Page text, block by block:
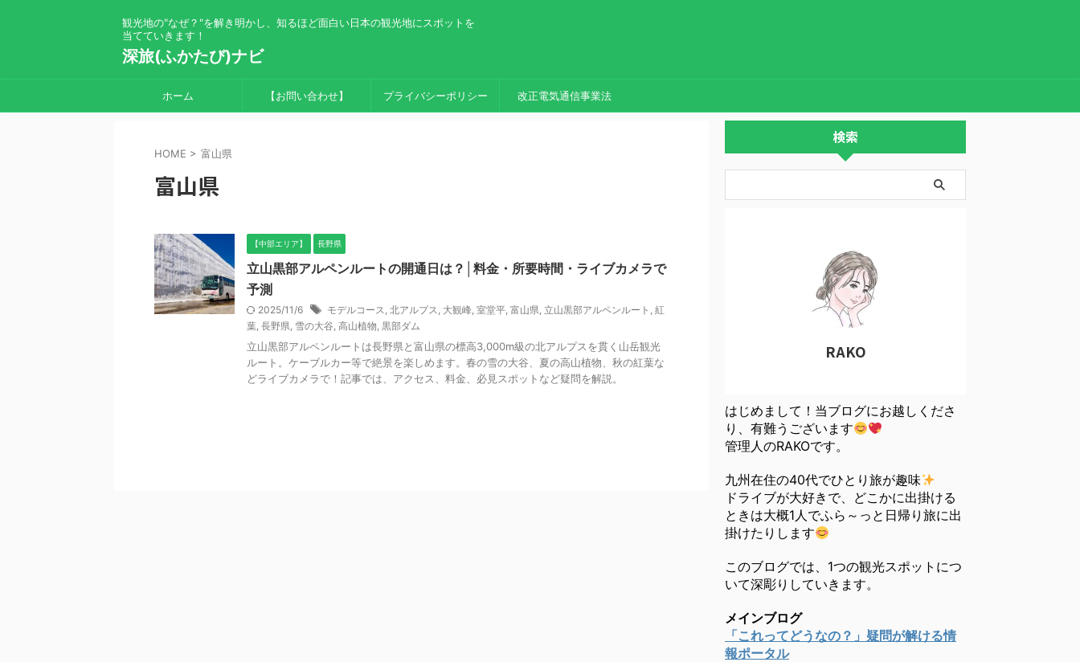
観光地の"なぜ？"を解き明かし、知るほど面白い日本の観光地にスポットを
当てていきます！
深旅(ふかたび)ナビ
ホーム 【お問い合わせ】 プライバシーポリシー 改正電気通信事業法
HOME > 富山県
富山県
【中部エリア】 長野県
立山黒部アルペンルートの開通日は？│料金・所要時間・ライブカメラで
予測
2025/11/6 モデルコース, 北アルプス, 大観峰, 室堂平, 富山県, 立山黒部アルペンルート , 紅
葉, 長野県, 雪の大谷, 高山植物, 黒部ダム
立山黒部アルペンルートは長野県と富山県の標高3,000m級の北アルプスを貫く山岳観光
ルート。ケーブルカー等で絶景を楽しめます。春の雪の大谷、夏の高山植物、秋の紅葉な
どライブカメラで！記事では、アクセス、料金、必見スポットなど疑問を解説。
検索
RAKO
はじめまして！当ブログにお越しくださ
り、有難うございます
管理人のRAKOです。
九州在住の40代でひとり旅が趣味
ドライブが大好きで、どこかに出掛ける
ときは大概1人でふら～っと日帰り旅に出
掛けたりします
このブログでは、1つの観光スポットにつ
いて深彫りしていきます。
メインブログ
「これってどうなの？」疑問が解ける情
報ポータル